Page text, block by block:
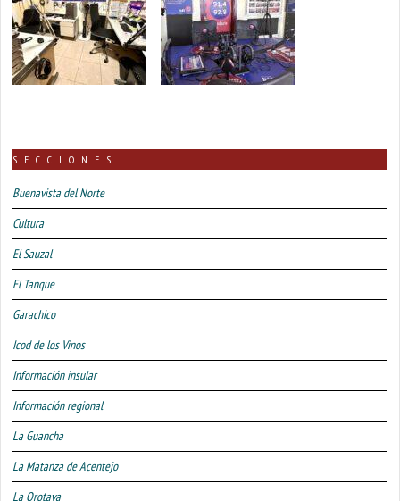
SECCIONES
Buenavista del Norte
Cultura
El Sauzal
El Tanque
Garachico
Icod de los Vinos
Información insular
Información regional
La Guancha
La Matanza de Acentejo
La Orotava